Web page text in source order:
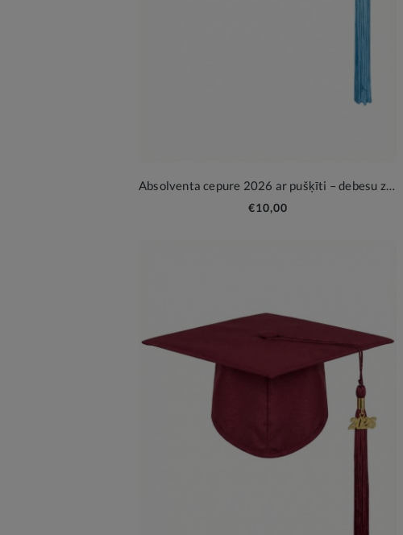
Absolventa cepure 2026 ar pušķīti – debesu zila, svinīga piemiņa
€10,00